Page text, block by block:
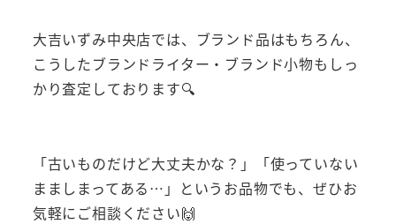
大吉いずみ中央店では、ブランド品はもちろん、
こうしたブランドライター・ブランド小物もしっ
かり査定しております🔍
「古いものだけど大丈夫かな？」「使っていない
まましまってある…」というお品物でも、ぜひお
気軽にご相談ください🙌